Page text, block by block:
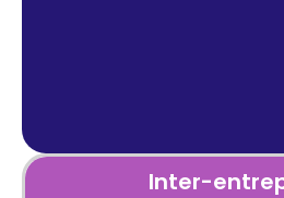
Inter-